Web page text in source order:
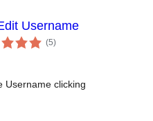
Username
(5укупних
оцена
)
Username clicking